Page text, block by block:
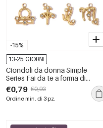
-15%
13-25 GIORNI
Ciondoli da donna Simple
Series Fai da te a forma di
costellazione, in acciaio
inossidabile impermeabile color
oro.
€0,79 €0,93
Ordine min. di 3 pz.